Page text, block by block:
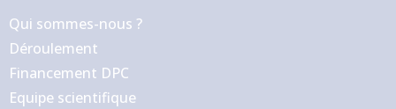
Qui sommes-nous ?
Déroulement
Financement DPC
Equipe scientifique